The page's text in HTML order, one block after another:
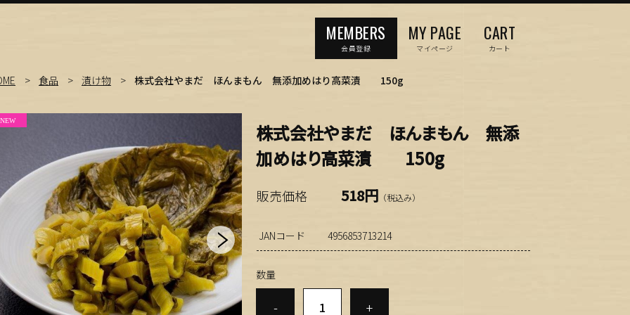
MEMBERS
会員登録
MY PAGE
マイページ
CART
カート
食品 漬け物 株式会社やまだ ほんまもん 無添加めはり高菜漬 150g
株式会社やまだ ほんまもん 無添
加めはり高菜漬 150g
販売価格 518円 （税込み）
JANコード 4956853713214
数量
- +